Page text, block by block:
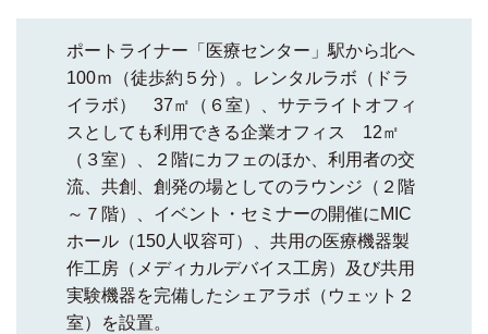
ポートライナー 「医療センター」駅から北へ
100ｍ（徒歩約５分）
。レンタルラボ（ドラ
イラボ） 37㎡（６室）、サテライトオフィ
スとしても利用できる企業オフィス 12㎡
（３室）、２階にカフェのほか、利用者の交
流、共創、創発の場としてのラウンジ（２階
～７階）、イベント・セミナーの開催にMIC
ホール（150人収容可）、共用の医療機器製
作工房（メディカルデバイス工房）及び共用
実験機器を完備したシェアラボ（ウェット２
室）を設置。